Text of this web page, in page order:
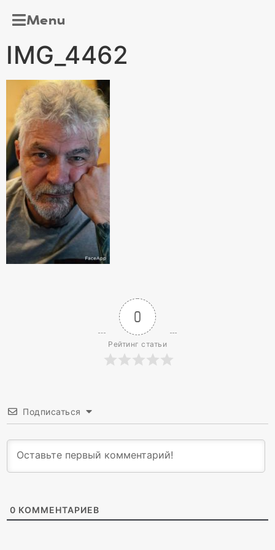
Menu
IMG_4462
0
Рейтинг статьи
Подписаться
0 КОММЕНТАРИЕВ